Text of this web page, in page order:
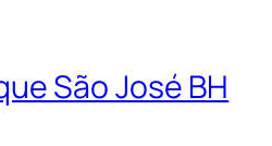
São José BH